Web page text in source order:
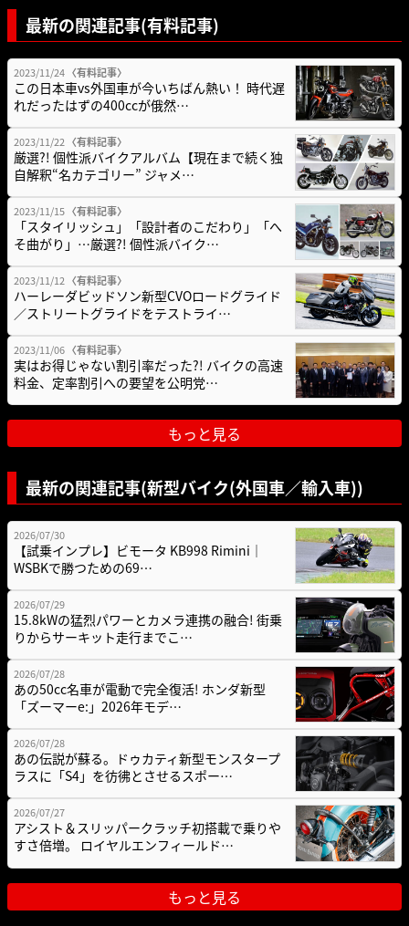
最新の関連記事(有料記事)
2023/11/24 〈有料記事〉
この日本車vs外国車が今いちばん熱い！ 時代遅
れだったはずの400ccが俄然…
2023/11/22 〈有料記事〉
厳選?! 個性派バイクアルバム【現在まで続く独
自解釈“名カテゴリー” ジャメ…
2023/11/15 〈有料記事〉
「スタイリッシュ」「設計者のこだわり」「へ
そ曲がり」…厳選?! 個性派バイク…
2023/11/12 〈有料記事〉
ハーレーダビッドソン新型CVOロードグライド
／ストリートグライドをテストライ…
2023/11/06 〈有料記事〉
実はお得じゃない割引率だった?! バイクの高速
料金、定率割引への要望を公明党…
もっと見る
最新の関連記事(新型バイク(外国車／輸入車))
2026/07/30
【試乗インプレ】ビモータ KB998 Rimini｜
WSBKで勝つための69…
2026/07/29
15.8kWの猛烈パワーとカメラ連携の融合! 街乗
りからサーキット走行までこ…
2026/07/28
あの50cc名車が電動で完全復活! ホンダ新型
「ズーマーe:」2026年モデ…
2026/07/28
あの伝説が蘇る。ドゥカティ新型モンスタープ
ラスに「S4」を彷彿とさせるスポー…
2026/07/27
アシスト＆スリッパークラッチ初搭載で乗りや
すさ倍増。 ロイヤルエンフィールド…
もっと見る